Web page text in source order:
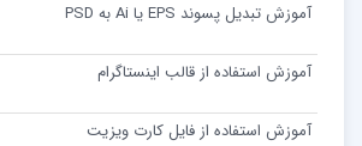
آموزش تبدیل پسوند EPS یا Ai به PSD
آموزش استفاده از قالب اینستاگرام
آموزش استفاده از فایل کارت ویزیت